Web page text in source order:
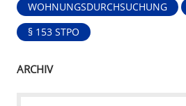
WOHNUNGSDURCHSUCHUNG
§ 153 STPO
ARCHIV